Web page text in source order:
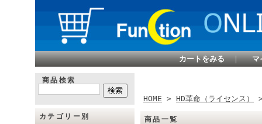
カートをみる ｜ マ
商品検索
カテゴリー別
HOME > HD革命（ライセンス）
商品一覧